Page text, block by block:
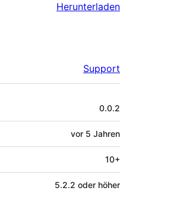
Herunterladen
Support
0.0.2
vor 5 Jahren
10+
5.2.2 oder höher